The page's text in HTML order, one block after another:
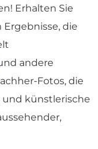
Erhalten Sie
die
andere
Fotos, die
und künstlerische